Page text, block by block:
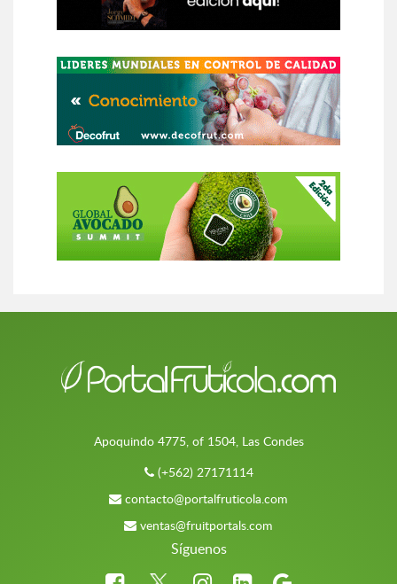
Apoquindo 4775, of 1504, Las Condes
(+562) 27171114
contacto@portalfruticola.com
ventas@fruitportals.com
Síguenos